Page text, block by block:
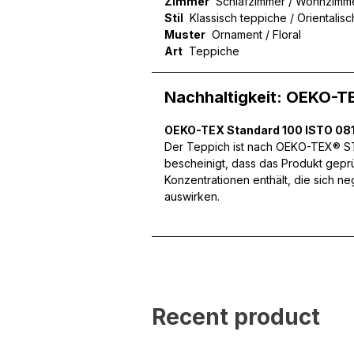
Stil Klassisch teppiche /
Muster Ornament / Floral
Art Teppiche
Nachhaltigkeit: OEKO-
OEKO-TEX Standard 100 ISTO
Der Teppich ist nach OEKO-TEX®
bescheinigt, dass das Produkt
Konzentrationen enthält, die sich
auswirken.
Recent product
Wir verwenden Cookies,
können und um unseren
Dienste gesammelt haben.
Notwendig
Notwendige Cookies sind
Beispiel das Bereitstellen
speichern keine